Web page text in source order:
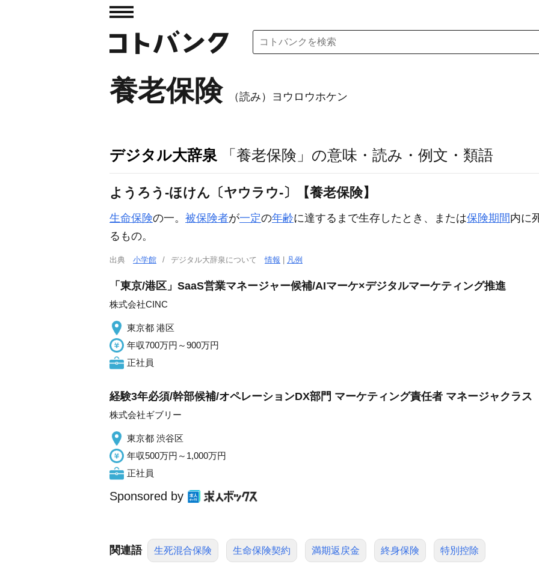
養老保険 （読み）ヨウロウホケン
デジタル大辞泉 「養老保険」の意味・読み・例文・類語
ようろう‐ほけん〔ヤウラウ‐〕【養老保険】
生命保険の一。 被保険者が一定の年齢に達するまで生存したとき、または保険期間内に
るもの。
出典 小学館 デジタル大辞泉について情報 凡例
「東京/港区」SaaS営業マネージャー候補/AIマーケ×デジタルマーケティング推進
株式会社CINC
東京都 港区
年収700万円～900万円
正社員
経験3年必須/幹部候補/オペレーションDX部門 マーケティング責任者 マネージャクラス
株式会社ギブリー
東京都 渋谷区
年収500万円～1,000万円
正社員
Sponsored by
関連語 生死混合保険 生命保険契約 満期返戻金 終身保険 特別控除